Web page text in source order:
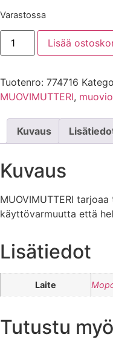
Varastossa
Lisää
Tuotenro: 774716
MUOVIMUTTERI,
Kuvaus
Kuvaus
MUOVIMUTTERI
käyttövarmuutta että
Lisätiedot
Laite
Tutustu